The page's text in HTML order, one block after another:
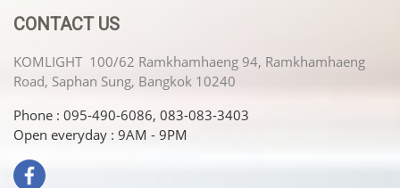
CONTACT US
KOMLIGHT 100/62 Ramkhamhaeng 94, Ramkhamhaeng
Road, Saphan Sung, Bangkok 10240
Phone : 095-490-6086, 083-083-3403
Open everyday : 9AM - 9PM